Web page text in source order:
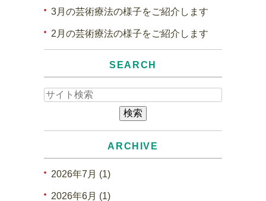
3月の芸術療法の様子をご紹介します
2月の芸術療法の様子をご紹介します
SEARCH
ARCHIVE
2026年7月 (1)
2026年6月 (1)